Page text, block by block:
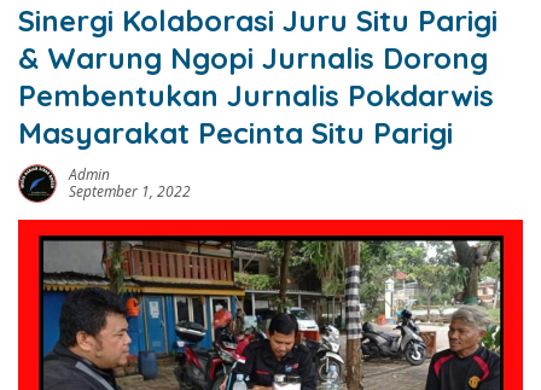
Sinergi Kolaborasi Juru Situ Parigi
& Warung Ngopi Jurnalis Dorong
Pembentukan Jurnalis Pokdarwis
Masyarakat Pecinta Situ Parigi
Admin
September 1, 2022